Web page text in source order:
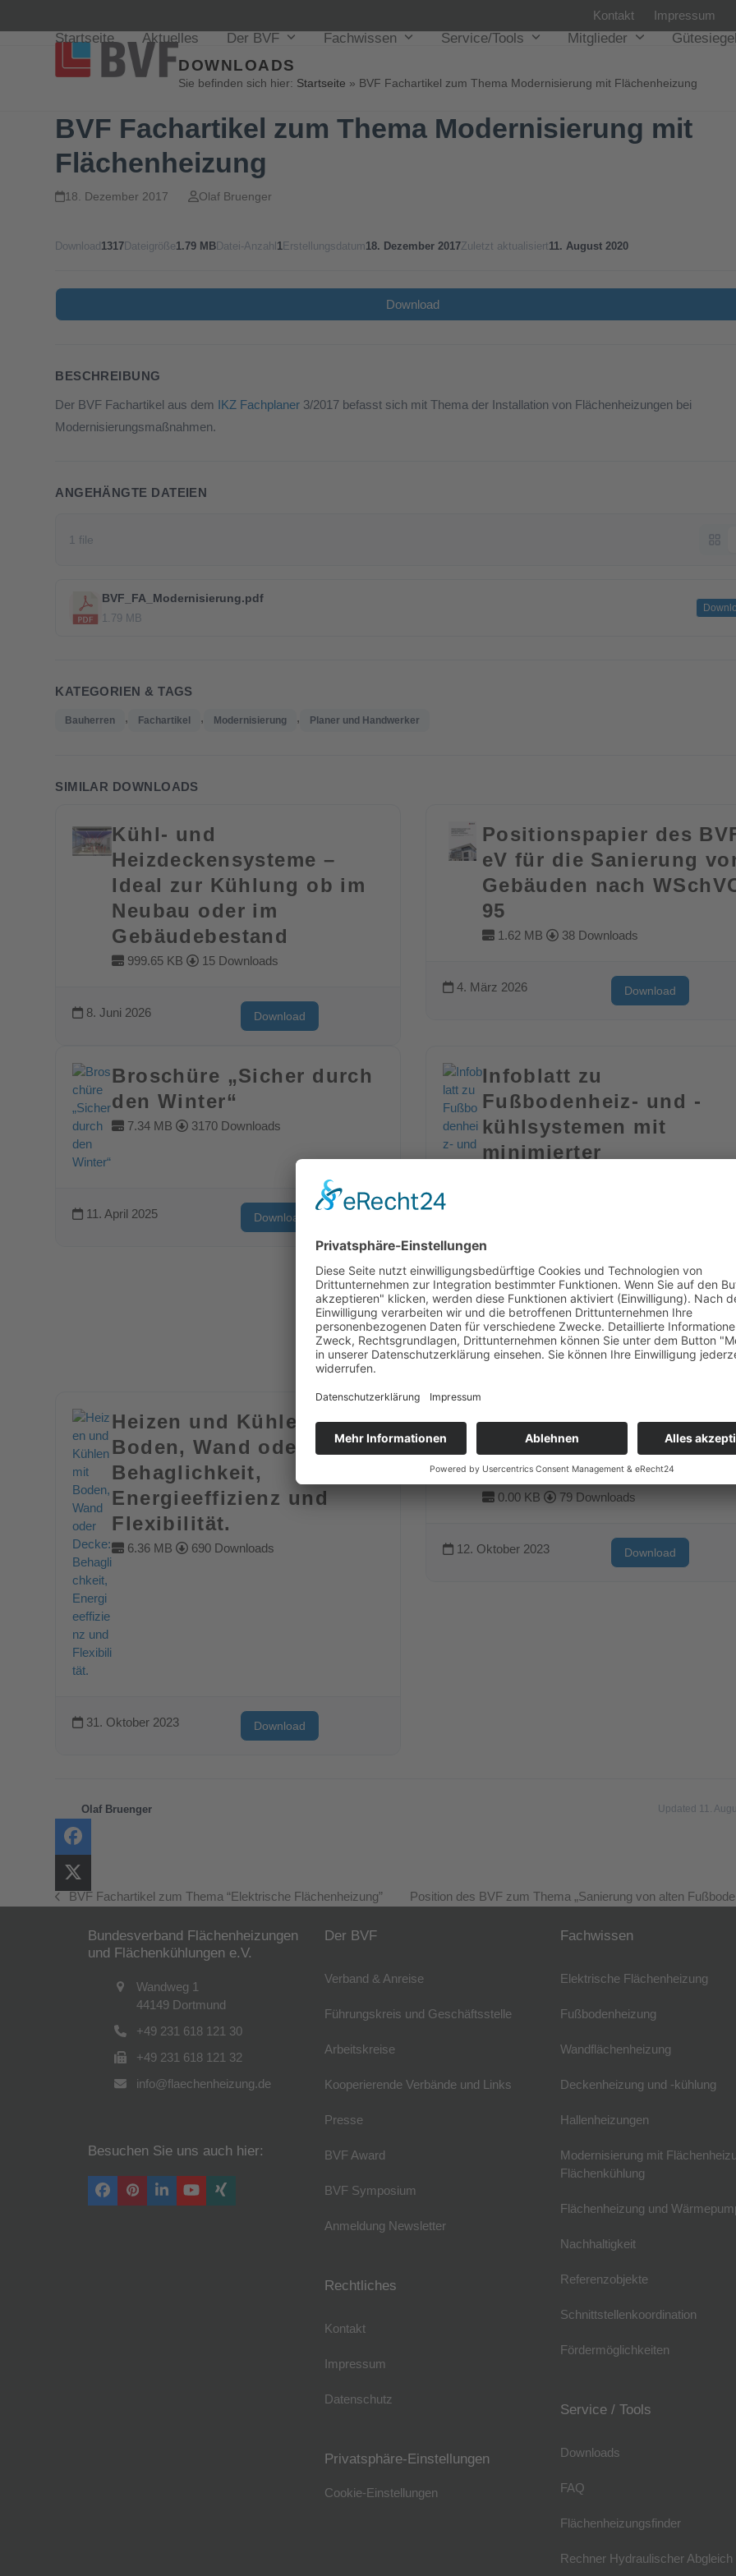
Kontakt Impressum
Startseite Aktuelles Der BVF Fachwissen Service/Tools Mitglieder
DOWNLOADS
Sie befinden sich hier: Startseite » BVF Fachartikel zum Thema Modernisierung mit Flächenheizung
BVF Fachartikel zum Thema Modernisierung mit
Flächenheizung
18. Dezember 2017 Olaf Bruenger
Download 1317 Dateigröße1.79 MB Datei-Anzahl 1 Erstellungsdatum18. Dezember 2017Zuletzt aktualisiert11. August 2020
Download
BESCHREIBUNG
Der BVF Fachartikel aus dem IKZ Fachplaner 3/2017 befasst sich mit Thema der Installation von Flächenheizungen bei
Modernisierungsmaßnahmen.
ANGEHÄNGTE DATEIEN
1 file
BVF_FA_Modernisierung.pdf
1.79 MB
KATEGORIEN & TAGS
Bauherren , Fachartikel , Modernisierung , Planer und Handwerker
SIMILAR DOWNLOADS
Kühl- und
Heizdeckensysteme –
Ideal zur Kühlung ob im
Neubau oder im
Gebäudebestand
999.65 KB 15 Downloads
8. Juni 2026 Download
Positionspapier des
eV für die Sanierung
Gebäuden nach
95
1.62 MB 38 Downloads
4. März 2026 Download
Broschüre „Sicher durch
den Winter“
7.34 MB 3170 Downloads
11. April 2025 Download
Infoblatt zu
Fußbodenheiz- und -
kühlsystemen mit
minimierter
28. Februar 2024 Download
Heizen und Kühlen mit
Boden, Wand oder Decke:
Behaglichkeit,
Energieeffizienz und
Flexibilität.
6.36 MB 690 Downloads
31. Oktober 2023 Download
Fußbodenheizungen für
Firmengebäude:
Werkshallen wärmen
0.00 KB 79 Downloads
12. Oktober 2023 Download
Olaf Bruenger Updated 11.
vorheriger
BVF Fachartikel zum Thema “Elektrische Flächenheizung”
Nächster
Position des BVF zum Thema „Sanierung von alten
Bundesverband Flächenheizungen
und Flächenkühlungen e.V.
Wandweg 1
44149 Dortmund
+49 231 618 121 30
+49 231 618 121 32
info@flaechenheizung.de
Besuchen Sie uns auch hier:
Facebook
PinterestLinkedInYouTube
Xing
Der BVF
Verband & Anreise
Führungskreis und Geschäftsstelle
Arbeitskreise
Kooperierende Verbände und Links
Presse
BVF Award
BVF Symposium
Anmeldung Newsletter
Rechtliches
Kontakt
Impressum
Datenschutz
Privatsphäre-Einstellungen
Cookie-Einstellungen
Fachwissen
Elektrische Flächenheizung
Fußbodenheizung
Wandflächenheizung
Deckenheizung und -kühlung
Hallenheizungen
Modernisierung mit
Flächenkühlung
Flächenheizung und
Nachhaltigkeit
Referenzobjekte
Schnittstellenkoordination
Fördermöglichkeiten
Service / Tools
Downloads
FAQ
Flächenheizungsfinder
Rechner Hydraulischer Abgleich